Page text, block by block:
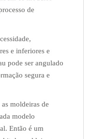
de
e inferiores e
pode ser angulado
segura e
moldeiras de
modelo
Então é um